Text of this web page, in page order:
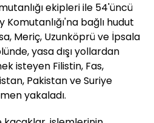
ekipleri ile 54'üncü
Komutanlığı'na bağlı hudut
Meriç, Uzunköprü ve İpsala
yasa dışı yollardan
isteyen Filistin, Fas,
Pakistan ve Suriye
yakaladı.